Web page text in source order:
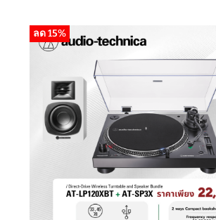
ลด 15%